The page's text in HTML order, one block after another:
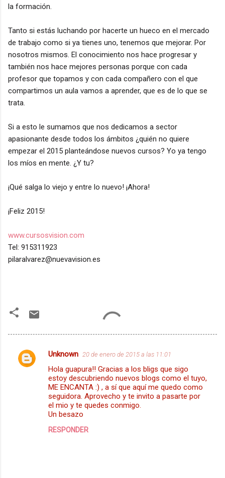
la formación.
Tanto si estás luchando por hacerte un hueco en el mercado
de trabajo como si ya tienes uno, tenemos que mejorar. Por
nosotros mismos. El conocimiento nos hace progresar y
también nos hace mejores personas porque con cada
profesor que topamos y con cada compañero con el que
compartimos un aula vamos a aprender, que es de lo que se
trata.
Si a esto le sumamos que nos dedicamos a sector
apasionante desde todos los ámbitos ¿quién no quiere
empezar el 2015 planteándose nuevos cursos? Yo ya tengo
los míos en mente. ¿Y tu?
¡Qué salga lo viejo y entre lo nuevo! ¡Ahora!
¡Feliz 2015!
www.cursosvision.com
Tel: 915311923
pilaralvarez@nuevavision.es
C
Unknown 20 de enero de 2015 a las 11:01
Hola guapura!! Gracias a los bligs que sigo
estoy descubriendo nuevos blogs como el tuyo,
ME ENCANTA :) , a sí que aquí me quedo como
seguidora. Aprovecho y te invito a pasarte por
el mio y te quedes conmigo.
Un besazo
RESPONDER